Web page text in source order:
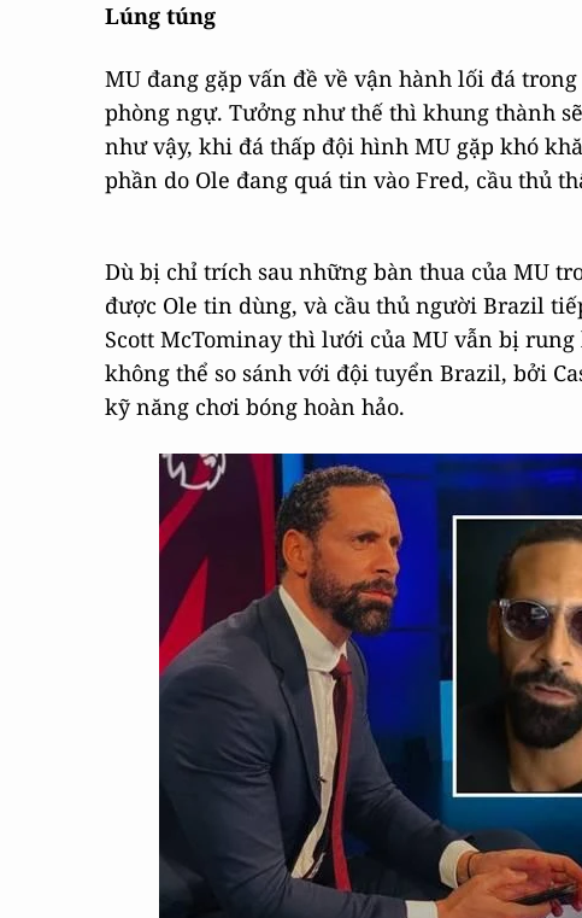
Lúng túng
MU đang gặp vấn đề về vận hành lối đá
phòng ngự. Tưởng như thế thì khung thành
như vậy, khi đá thấp đội hình MU gặp khó
phần do Ole đang quá tin vào Fred, cầu thủ
Dù bị chỉ trích sau những bàn thua của MU
được Ole tin dùng, và cầu thủ người Brazil
Scott McTominay thì lưới của MU vẫn bị
không thể so sánh với đội tuyển Brazil, bởi
kỹ năng chơi bóng hoàn hảo.